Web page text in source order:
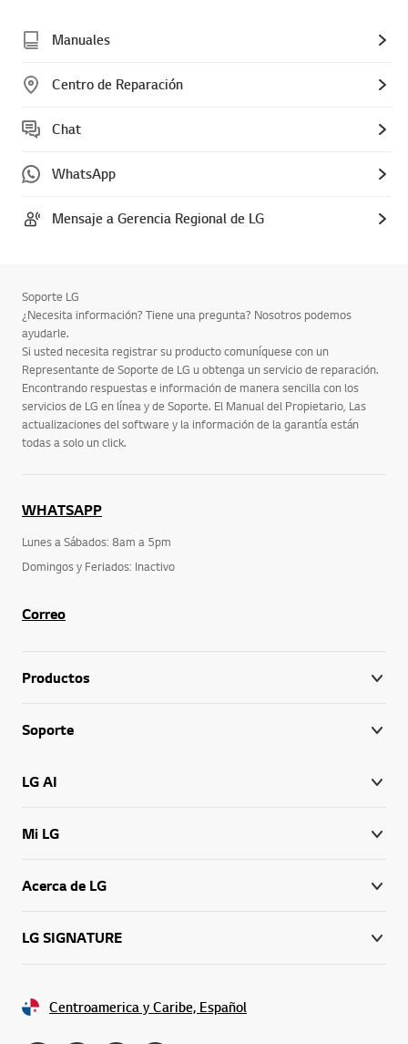
Manuales
Centro de Reparación
Chat
WhatsApp
Mensaje a Gerencia Regional de LG
Soporte LG
¿Necesita información? Tiene una pregunta? Nosotros podemos
ayudarle.
Si usted necesita registrar su producto comuníquese con un
Representante de Soporte de LG u obtenga un servicio de reparación.
Encontrando respuestas e información de manera sencilla con los
servicios de LG en línea y de Soporte. El Manual del Propietario, Las
actualizaciones del software y la información de la garantía están
todas a solo un click.
WHATSAPP
Lunes a Sábados: 8am a 5pm
Domingos y Feriados: Inactivo
Correo
Productos
Soporte
LG AI
Mi LG
Acerca de LG
LG SIGNATURE
Centroamerica y Caribe, Español